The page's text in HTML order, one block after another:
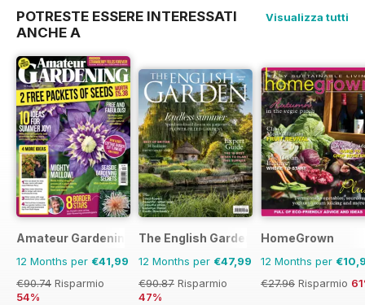
POTRESTE ESSERE INTERESSATI
ANCHE A
Visualizza tutti
Amateur Gardening
12 Months per €41,99
€90.74 Risparmio
54%
The English Garden
12 Months per €47,99
€90.87 Risparmio
47%
HomeGrown
12 Months per
€27.96 Risparmio